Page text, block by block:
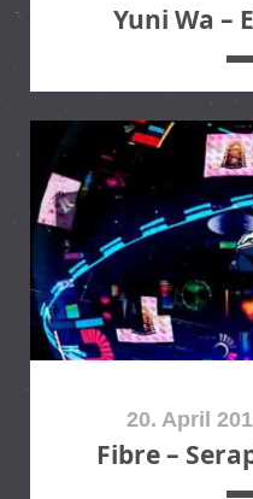
Yuni Wa –
20. April
Fibre –